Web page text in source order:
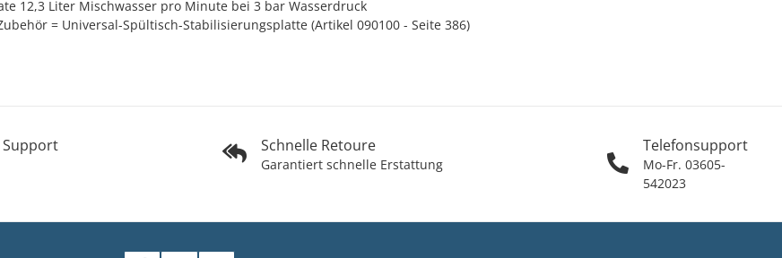
12,3 Liter Mischwasser pro Minute bei 3 bar Wasserdruck
= Universal-Spültisch-Stabilisierungsplatte (Artikel 090100 - Seite 386)
Support Schnelle Retoure
Garantiert schnelle Erstattung
Telefonsupport
Mo-Fr. 03605-
542023